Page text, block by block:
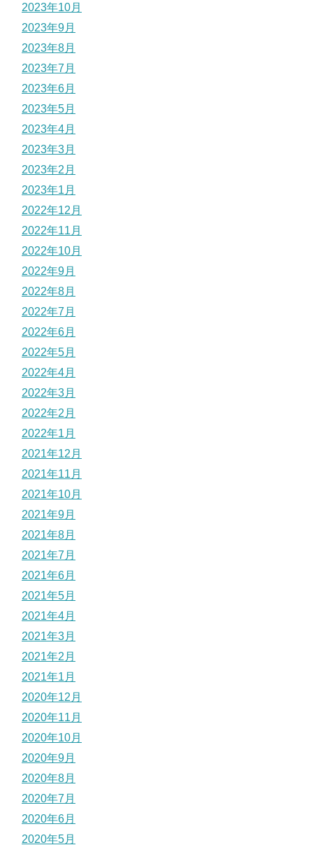
2023年10月
2023年9月
2023年8月
2023年7月
2023年6月
2023年5月
2023年4月
2023年3月
2023年2月
2023年1月
2022年12月
2022年11月
2022年10月
2022年9月
2022年8月
2022年7月
2022年6月
2022年5月
2022年4月
2022年3月
2022年2月
2022年1月
2021年12月
2021年11月
2021年10月
2021年9月
2021年8月
2021年7月
2021年6月
2021年5月
2021年4月
2021年3月
2021年2月
2021年1月
2020年12月
2020年11月
2020年10月
2020年9月
2020年8月
2020年7月
2020年6月
2020年5月